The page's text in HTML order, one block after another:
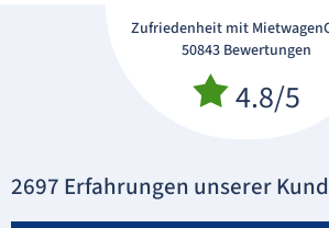
Zufriedenheit mit
50843 Bewertungen
4.8/5
2697 Erfahrungen unserer